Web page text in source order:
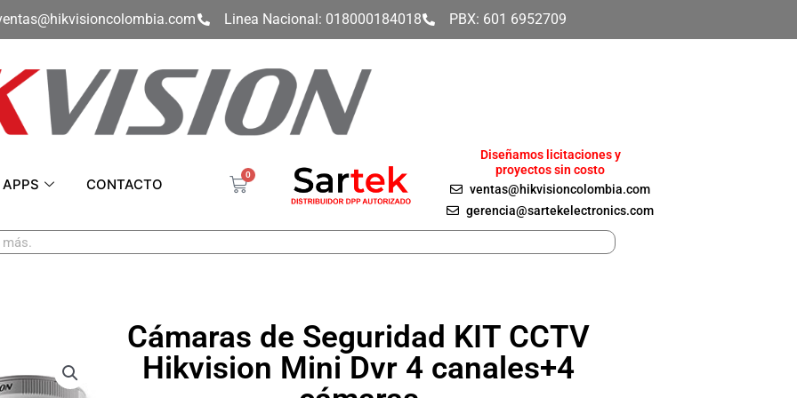
Linea Nacional: 018000184018 PBX: 601 6952709
APPS CONTACTO
0
Carrito
Diseñamos licitaciones y
proyectos sin costo
ventas@hikvisioncolombia.com
gerencia@sartekelectronics.com
Cámaras de Seguridad KIT CCTV
Hikvision Mini Dvr 4 canales+4